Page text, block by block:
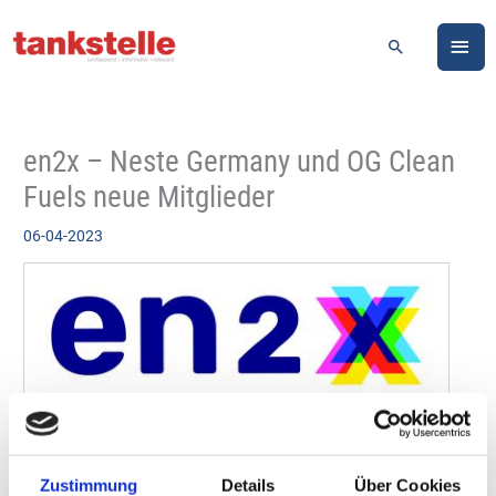
Zustimmung Details Über Cookies
Inhalt
Suchen
en2x – Neste Germany und OG Clean
Fuels neue Mitglieder
06-04-2023
Logo: en2x